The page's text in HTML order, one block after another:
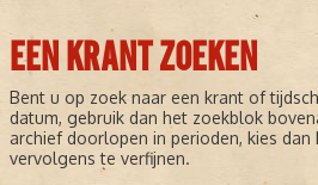
EEN KRANT ZOEKEN
Bent u op zoek naar een krant of
datum, gebruik dan het zoekblok
archief doorlopen in perioden, kies
vervolgens te verfijnen.